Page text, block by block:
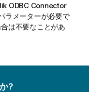
ODBC Connector
ラメーターが必要で
は不要なことがあ
?